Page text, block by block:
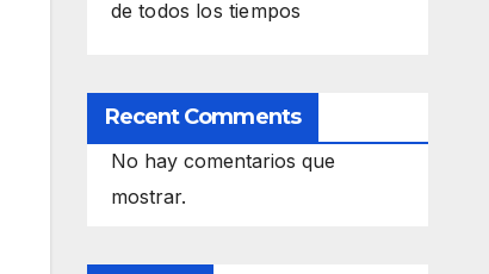
de todos los tiempos
Recent Comments
No hay comentarios que
mostrar.